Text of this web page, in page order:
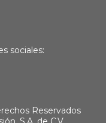
sociales:
Reservados